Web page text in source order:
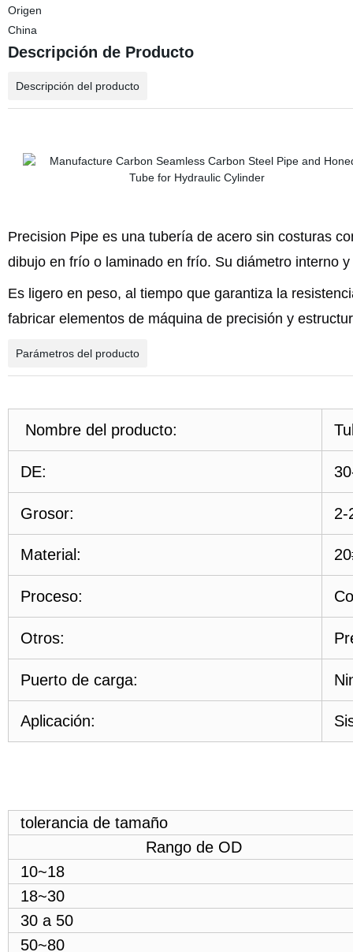
Origen
China
Descripción de Producto
Descripción del producto
Precision Pipe es una tubería de acero sin costuras
dibujo en fríoo laminado en frío. Su diámetro interno
Es ligero en peso, al tiempo que garantiza la
fabricar elementos de máquina de precisión y
Parámetros del producto
Nombre del producto:
DE:
Grosor: 2-
Material:
Proceso:
Otros:
Puerto de carga:
Aplicación:
tolerancia de tamaño
Rango de OD
10~18
18~30
30 a 50
50~80